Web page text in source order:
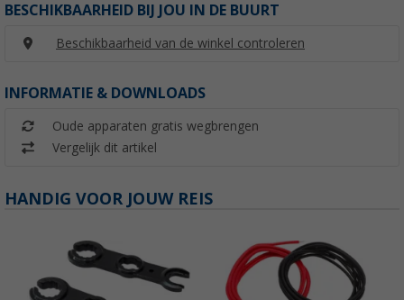
BESCHIKBAARHEID BIJ JOU IN DE BUURT
Beschikbaarheid van de winkel controleren
INFORMATIE & DOWNLOADS
Oude apparaten gratis wegbrengen
Vergelijk dit artikel
HANDIG VOOR JOUW REIS